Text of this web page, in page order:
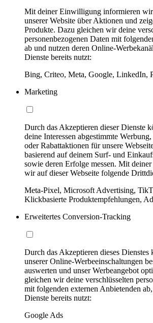
Mit deiner Einwilligung informieren wir
unserer Website über Aktionen und
Produkte. Dazu gleichen wir deine
personenbezogenen Daten mit
ab und nutzen deren Online-
Dienste bereits nutzt:
Bing, Criteo, Meta, Google, LinkedIn,
Marketing
Durch das Akzeptieren dieser Dienste
deine Interessen abgestimmte
oder Rabattaktionen für unsere
basierend auf deinem Surf- und
sowie deren Erfolge messen. Mit
wir auf dieser Webseite folgende
Meta-Pixel, Microsoft Advertising,
Klickbasierte Produktempfehlungen,
Erweitertes Conversion-Tracking
Durch das Akzeptieren dieses
unserer Online-Werbeeinschaltungen
auswerten und unser Werbeangebot
gleichen wir deine verschlüsselten
mit folgenden externen Anbietenden
Dienste bereits nutzt:
Google Ads